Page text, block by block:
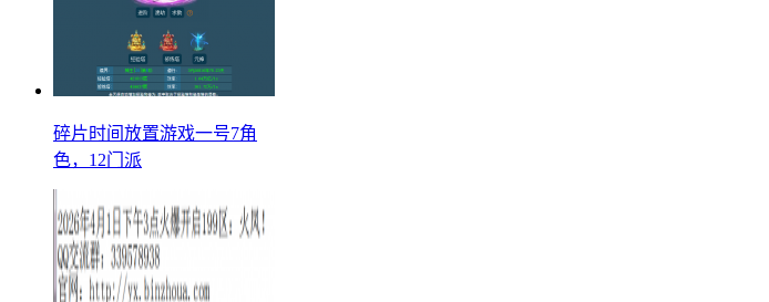
碎片时间放置游戏一号7角
色，12门派